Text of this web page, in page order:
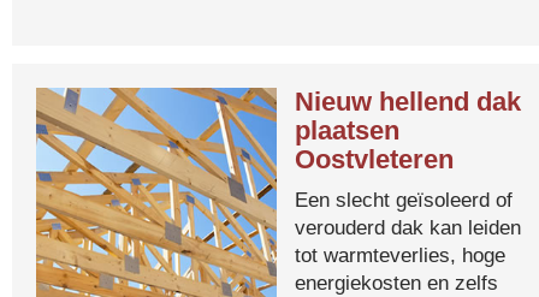
Nieuw hellend dak
plaatsen
Oostvleteren
Een slecht geïsoleerd of
verouderd dak kan leiden
tot warmteverlies, hoge
energiekosten en zelfs